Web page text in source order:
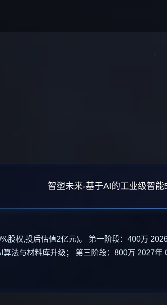
智塑未来-基于AI的工业级智
股权,投后估值2亿元)。 第一阶段：400万
法与材料库升级； 第三阶段：800万 2027年